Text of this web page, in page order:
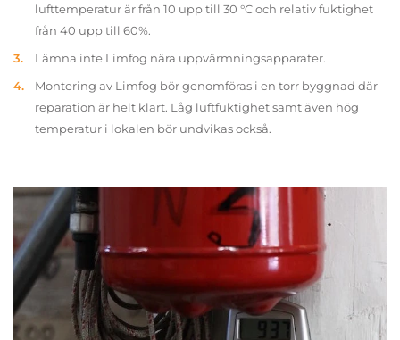
lufttemperatur är från 10 upp till 30 °C och relativ fuktighet
från 40 upp till 60%.
Lämna inte Limfog nära uppvärmningsapparater.
Montering av Limfog bör genomföras i en torr byggnad där
reparation är helt klart. Låg luftfuktighet samt även hög
temperatur i lokalen bör undvikas också.